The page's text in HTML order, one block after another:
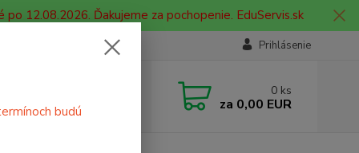
12.08.2026. Ďakujeme za pochopenie. EduServis.sk
Prihlásenie
od 9:00 hod. - 16:00 hod.
0 ks
za 0,00 EUR
budú